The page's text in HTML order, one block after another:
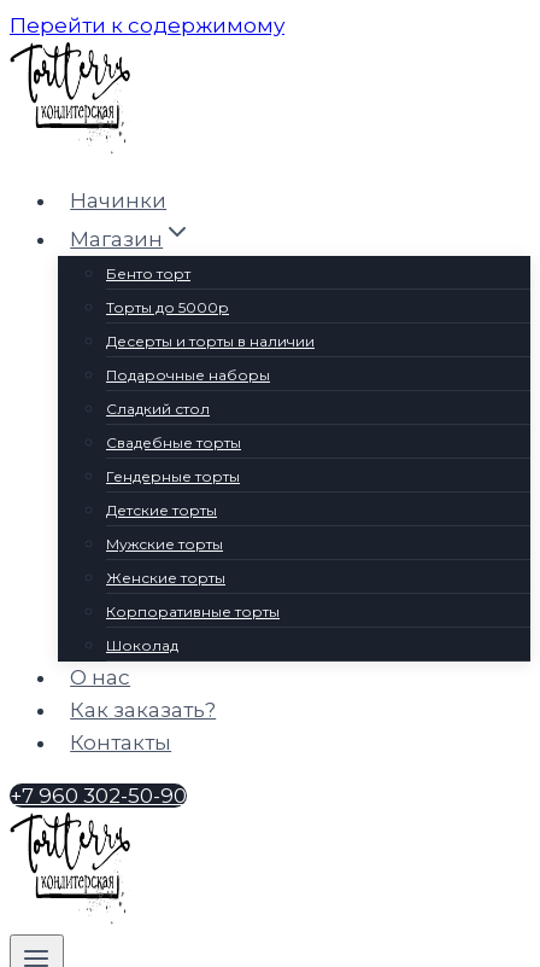
Перейти к содержимому
Начинки
Магазин
Бенто торт
Торты до 5000р
Десерты и торты в наличии
Подарочные наборы
Сладкий стол
Свадебные торты
Гендерные торты
Детские торты
Мужские торты
Женские торты
Корпоративные торты
Шоколад
О нас
Как заказать?
Контакты
+7 960 302-50-90